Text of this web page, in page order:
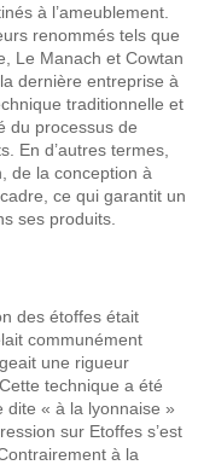
à l’ameublement.
renommés tels que
Le Manach et Cowtan
dernière entreprise à
traditionnelle et
du processus de
En d’autres termes,
de la conception à
ce qui garantit un
ses produits.
des étoffes était
communément
une rigueur
technique a été
dite « à la lyonnaise »
sur Etoffes s’est
à la